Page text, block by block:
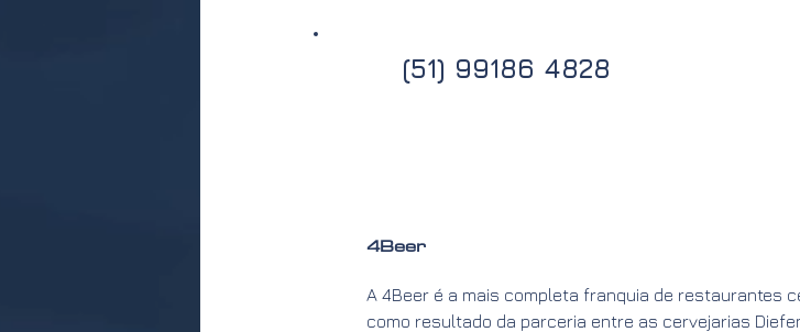
(51) 99186 4828
4Beer
A 4Beer é a mais completa franquia de restaurantes
como resultado da parceria entre as cervejarias